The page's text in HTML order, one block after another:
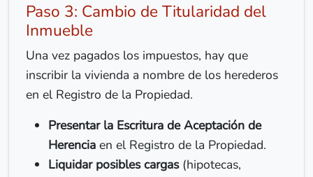
Paso 3: Cambio de Titularidad del
Inmueble
Una vez pagados los impuestos, hay que
inscribir la vivienda a nombre de los herederos
en el Registro de la Propiedad.
Presentar la Escritura de Aceptación de
Herencia en el Registro de la Propiedad.
Liquidar posibles cargas(hipotecas,